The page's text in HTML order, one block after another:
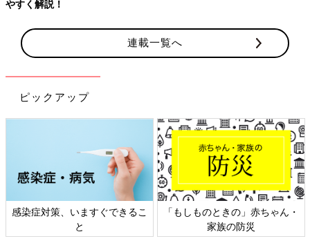
連載一覧へ
ピックアップ
日本外来小児科学会リーフレッ
ト検討会
六星占術 細木かおりさんの人生
相談